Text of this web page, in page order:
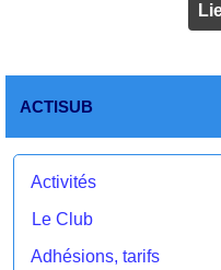
ACTISUB
Activités
Le Club
Adhésions, tarifs